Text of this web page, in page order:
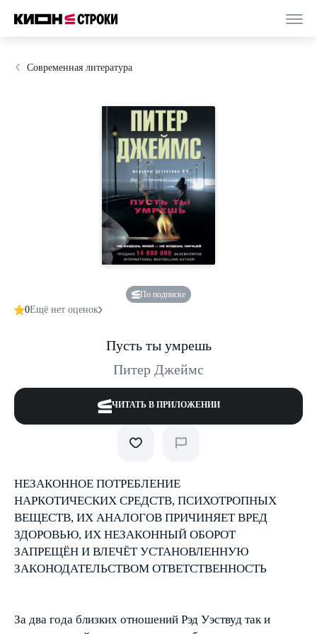
Современная литература
По подписке
0Ещё нет оценок
Пусть ты умрешь
Питер Джеймс
ЧИТАТЬ В ПРИЛОЖЕНИИ
НЕЗАКОННОЕ ПОТРЕБЛЕНИЕ
НАРКОТИЧЕСКИХ СРЕДСТВ, ПСИХОТРОПНЫХ
ВЕЩЕСТВ, ИХ АНАЛОГОВ ПРИЧИНЯЕТ ВРЕД
ЗДОРОВЬЮ, ИХ НЕЗАКОННЫЙ ОБОРОТ
ЗАПРЕЩЁН И ВЛЕЧЁТ УСТАНОВЛЕННУЮ
ЗАКОНОДАТЕЛЬСТВОМ ОТВЕТСТВЕННОСТЬ
За два года близких отношений Рэд Уэствуд так и